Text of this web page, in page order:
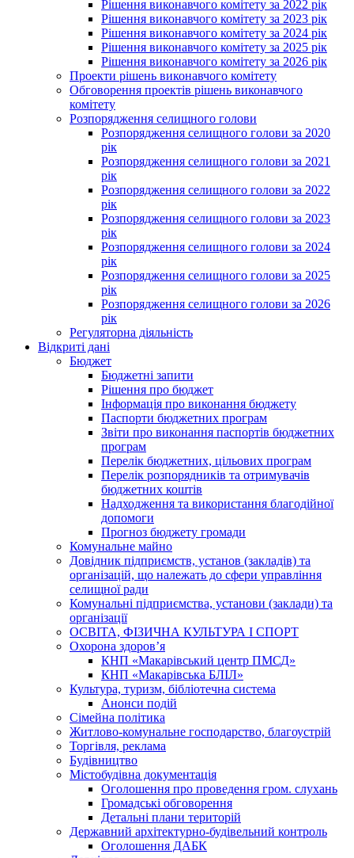
Рішення виконавчого комітету за 2022 рік
Рішення виконавчого комітету за 2023 рік
Рішення виконавчого комітету за 2024 рік
Рішення виконавчого комітету за 2025 рік
Рішення виконавчого комітету за 2026 рік
Проекти рішень виконавчого комітету
Обговорення проектів рішень виконавчого
комітету
Розпорядження селищного голови
Розпорядження селищного голови за 2020
рік
Розпорядження селищного голови за 2021
рік
Розпорядження селищного голови за 2022
рік
Розпорядження селищного голови за 2023
рік
Розпорядження селищного голови за 2024
рік
Розпорядження селищного голови за 2025
рік
Розпорядження селищного голови за 2026
рік
Регуляторна діяльність
Відкриті дані
Бюджет
Бюджетні запити
Рішення про бюджет
Інформація про виконання бюджету
Паспорти бюджетних програм
Звіти про виконання паспортів бюджетних
програм
Перелік бюджетних, цільових програм
Перелік розпорядників та отримувачів
бюджетних коштів
Надходження та використання благодійної
допомоги
Прогноз бюджету громади
Комунальне майно
Довідник підприємств, установ (закладів) та
організацій, що належать до сфери управління
селищної ради
Комунальні підприємства, установи (заклади) та
організації
ОСВІТА, ФІЗИЧНА КУЛЬТУРА І СПОРТ
Охорона здоров’я
КНП «Макарівський центр ПМСД»
КНП «Макарівська БЛІЛ»
Культура, туризм, бібліотечна система
Анонси подій
Сімейна політика
Житлово-комунальне господарство, благоустрій
Торгівля, реклама
Будівництво
Містобудівна документація
Оголошення про проведення гром. слухань
Громадські обговорення
Детальні плани територій
Державний архітектурно-будівельний контроль
Оголошення ДАБК